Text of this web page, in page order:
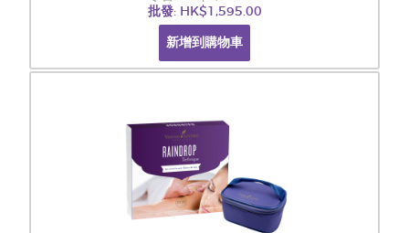
批發: HK$1,595.00
新增到購物車